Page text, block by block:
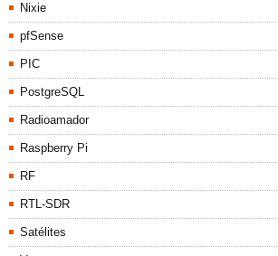
Nixie
pfSense
PIC
PostgreSQL
Radioamador
Raspberry Pi
RF
RTL-SDR
Satélites